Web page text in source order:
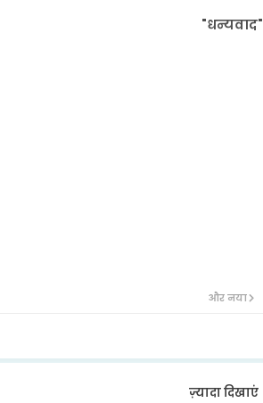
"धन्यवाद"
और नया
ज़्यादा दिखाएं